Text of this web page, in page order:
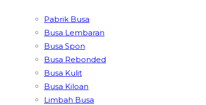
Pabrik Busa
Busa Lembaran
Busa Spon
Busa Rebonded
Busa Kulit
Busa Kiloan
Limbah Busa